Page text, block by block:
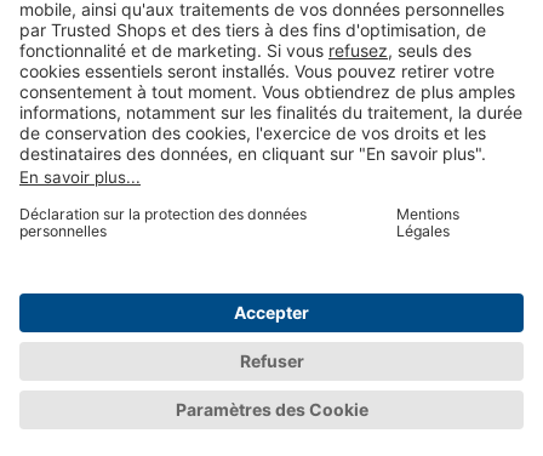
Solutions génératrices de confiance et d'analyse de la
satisfaction clients
Paramètres des
cookies
FR